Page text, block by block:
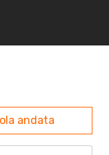
andata